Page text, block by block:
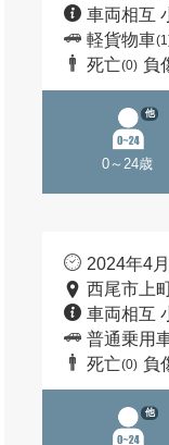
車両相互
軽貨物車
死亡(0) 負
0～24歳
他
2024年4
西尾市上
車両相互
普通乗用
死亡(0) 負
他